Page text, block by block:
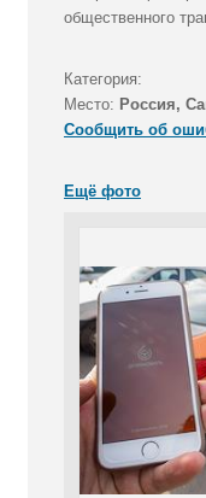
общественного
Категория:
Место: Россия,
Сообщить об
Ещё фото